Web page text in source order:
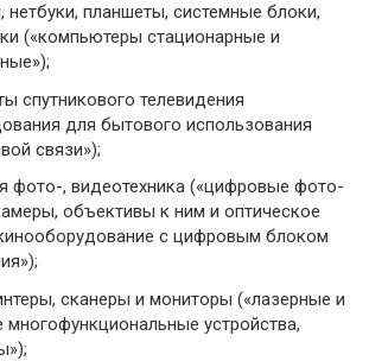
нетбуки, планшеты, системные блоки,
(«компьютеры стационарные и
спутникового телевидения
для бытового использования
связи»);
фото-, видеотехника («цифровые фото-
объективы к ним и оптическое
с цифровым блоком
сканеры и мониторы («лазерные и
многофункциональные устройства,